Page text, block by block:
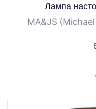
Лампа
MA&JS